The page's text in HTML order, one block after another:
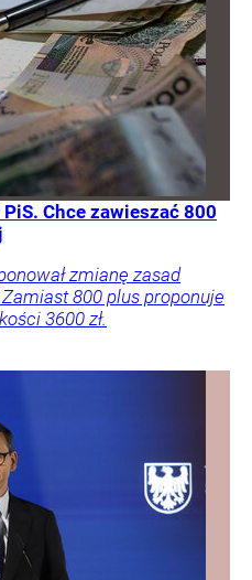
Chce zawieszać 800
zmianę zasad
800 plus proponuje
3600 zł.